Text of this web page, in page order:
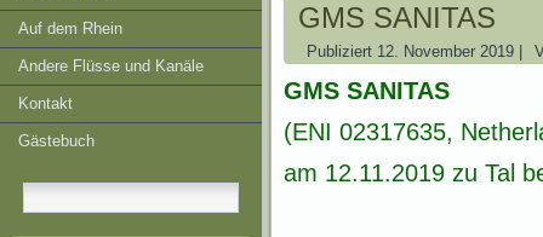
Auf dem Rhein
Andere Flüsse und Kanäle
Kontakt
Gästebuch
GMS SANITAS
Publiziert 12. November 2019
GMS SANITAS
(ENI 02317635,
am 12.11.2019 zu Tal